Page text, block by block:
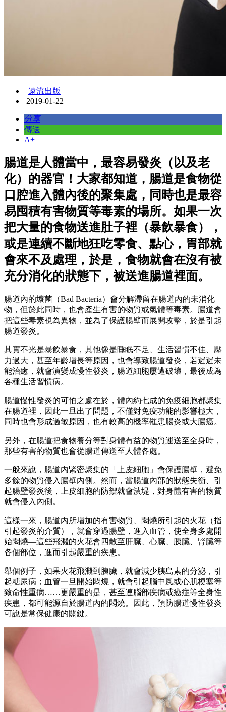
遠流出版
2019-01-22
分享
傳送
A+
腸道是人體當中，最容易發炎（以及老
化）的器官！大家都知道，腸道是食物從
口腔進入體內後的聚集處，同時也是最容
易囤積有害物質等毒素的場所。如果一次
把大量的食物送進肚子裡（暴飲暴食），
或是連續不斷地狂吃零食、點心，胃部就
會來不及處理，於是，食物就會在沒有被
充分消化的狀態下，被送進腸道裡面。
腸道內的壞菌（Bad Bacteria）會分解滯留在腸道內的未消化
物，但於此同時，也會產生有害的物質或氣體等毒素。腸道會
把這些毒素視為異物，並為了保護腸壁而展開攻擊，於是引起
腸道發炎。
其實不光是暴飲暴食，其他像是睡眠不足、生活習慣不佳、壓
力過大，甚至年齡增長等原因，也會導致腸道發炎，若遲遲未
能治癒，就會演變成慢性發炎，腸道細胞屢遭破壞，最後成為
各種生活習慣病。
腸道慢性發炎的可怕之處在於，體內約七成的免疫細胞都聚集
在腸道裡，因此一旦出了問題，不僅對免疫功能的影響極大，
同時也會形成過敏原因，也有較高的機率罹患腸炎或大腸癌。
另外，在腸道把食物養分等對身體有益的物質運送至全身時，
那些有害的物質也會從腸道傳送至人體各處。
一般來說，腸道內緊密聚集的「上皮細胞」會保護腸壁，避免
多餘的物質侵入腸壁內側。然而，當腸道內部的狀態失衡、引
起腸壁發炎後，上皮細胞的防禦就會潰堤，對身體有害的物質
就會侵入內側。
這樣一來，腸道內所增加的有害物質、悶燒所引起的火花（指
引起發炎的介質），就會穿過腸壁，進入血管，使全身多處開
始悶燒—這些飛濺的火花會四散至肝臟、心臟、胰臟、腎臟等
各個部位，進而引起嚴重的疾患。
舉個例子，如果火花飛濺到胰臟，就會減少胰島素的分泌，引
起糖尿病；血管一旦開始悶燒，就會引起腦中風或心肌梗塞等
致命性重病……更嚴重的是，甚至連腦部疾病或癌症等全身性
疾患，都可能源自於腸道內的悶燒。因此，預防腸道慢性發炎
可說是常保健康的關鍵。